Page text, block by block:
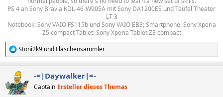
PS 4 an Sony Bravia KDL-46-W905A mit Sony DA1200ES und Teufel Theater
LT 3​
Notebook: Sony VAIO FS115b und Sony VAIO EB3; Smartphone: Sony Xperia
Z5 compact Tablet: Sony Xperia Tablet Z3 compact​
R
e
t
i
Stoni2k9 und Flaschensammler
-=|Daywalker|=-
Captain Ersteller dieses Themas